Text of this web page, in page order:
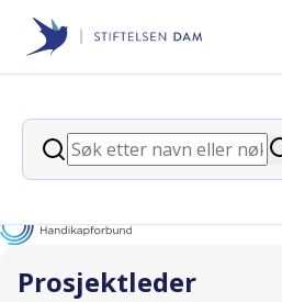
Stiftelsen Dam
Søk
back
Tilrettelagt
Prosjektleder